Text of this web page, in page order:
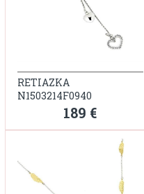
RETIAZKA
N1503214F0940
189 €